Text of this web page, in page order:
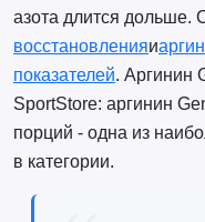
азота длится
восстановленияи
показателей. Аргинин
SportStore: аргинин
порций - одна из
в категории.